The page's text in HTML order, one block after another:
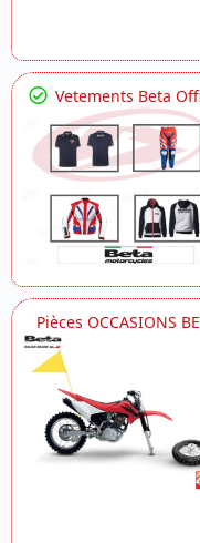
Vetements Beta
Pièces OCCASIONS